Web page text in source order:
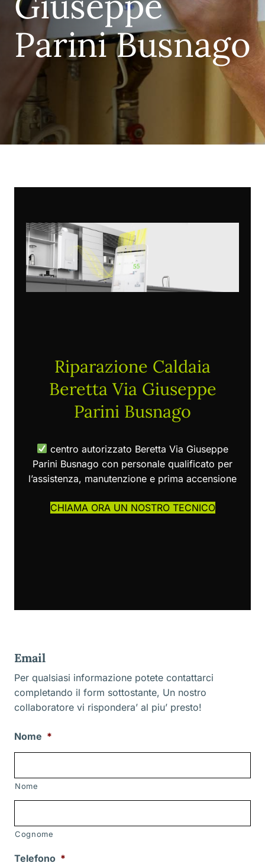
Parini Busnago
Riparazione Caldaia
Beretta Via Giuseppe
Parini Busnago
centro autorizzato Beretta Via Giuseppe
Parini Busnago con personale qualificato per
l’assistenza, manutenzione e prima accensione
CHIAMA ORA UN NOSTRO TECNICO
Email
Per qualsiasi informazione potete contattarci
completando il form sottostante, Un nostro
collaboratore vi rispondera’ al piu’ presto!
Nome *
Nome
Cognome
Telefono *